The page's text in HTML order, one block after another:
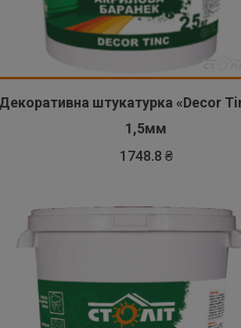
штукатурка «Decor
1,5мм
1748.8 ₴